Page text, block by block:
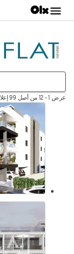
عرض 1 - 12 من أصل 99 إعلان